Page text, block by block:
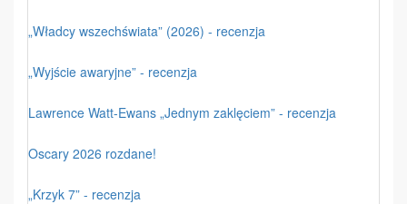
„Władcy wszechświata” (2026) - recenzja
„Wyjście awaryjne” - recenzja
Lawrence Watt-Ewans „Jednym zaklęciem” - recenzja
Oscary 2026 rozdane!
„Krzyk 7” - recenzja